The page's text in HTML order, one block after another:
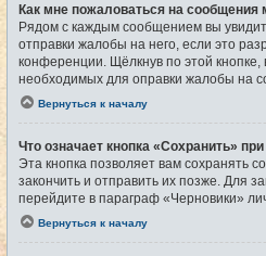
Как мне пожаловаться на сообщения
Рядом с каждым сообщением вы
отправки жалобы на него, если это
конференции. Щёлкнув по этой кнопке,
необходимых для оправки жалобы на
Вернуться к началу
Что означает кнопка «Сохранить»
Эта кнопка позволяет вам сохранять
закончить и отправить их позже. Для
перейдите в параграф «Черновики»
Вернуться к началу